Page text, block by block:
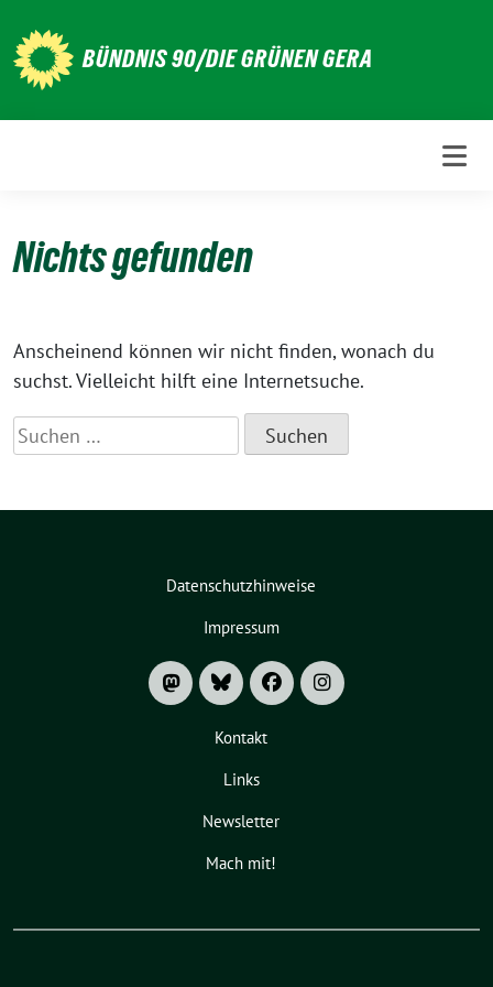
zum
Inhalt
BÜNDNIS 90/DIE GRÜNEN GERA
Nichts gefunden
Anscheinend können wir nicht finden, wonach du
suchst. Vielleicht hilft eine Internetsuche.
Suchen
nach:
Datenschutzhinweise
Impressum
Kontakt
Links
Newsletter
Mach mit!